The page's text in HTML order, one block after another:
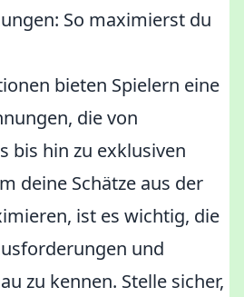
So maximierst du
bieten Spielern eine
die von
bis hin zu exklusiven
deine Schätze aus der
ist es wichtig, die
und
zu kennen. Stelle sicher,